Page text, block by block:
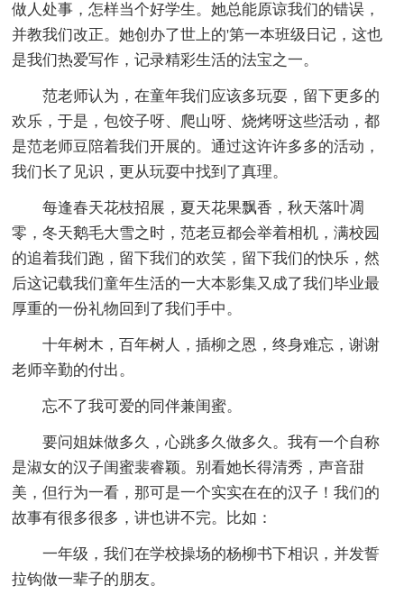
做人处事，怎样当个好学生。她总能原谅我们的错误，
并教我们改正。她创办了世上的'第一本班级日记，这也
是我们热爱写作，记录精彩生活的法宝之一。
范老师认为，在童年我们应该多玩耍，留下更多的
欢乐，于是，包饺子呀、爬山呀、烧烤呀这些活动，都
是范老师豆陪着我们开展的。通过这许许多多的活动，
我们长了见识，更从玩耍中找到了真理。
每逢春天花枝招展，夏天花果飘香，秋天落叶凋
零，冬天鹅毛大雪之时，范老豆都会举着相机，满校园
的追着我们跑，留下我们的欢笑，留下我们的快乐，然
后这记载我们童年生活的一大本影集又成了我们毕业最
厚重的一份礼物回到了我们手中。
十年树木，百年树人，插柳之恩，终身难忘，谢谢
老师辛勤的付出。
忘不了我可爱的同伴兼闺蜜。
要问姐妹做多久，心跳多久做多久。我有一个自称
是淑女的汉子闺蜜裴睿颖。别看她长得清秀，声音甜
美，但行为一看，那可是一个实实在在的汉子！我们的
故事有很多很多，讲也讲不完。比如：
一年级，我们在学校操场的杨柳书下相识，并发誓
拉钩做一辈子的朋友。